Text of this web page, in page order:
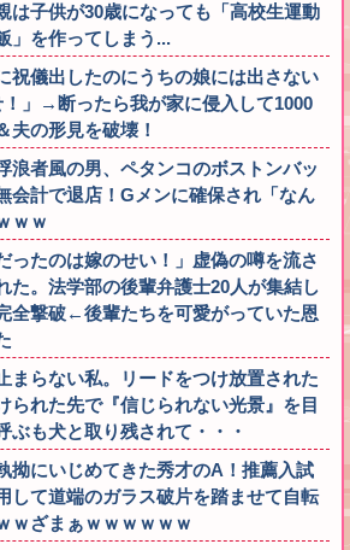
は子供が30歳になっても「高校生運動
」を作ってしまう...
祝儀出したのにうちの娘には出さない
」→断ったら我が家に侵入して1000
夫の形見を破壊！
浪者風の男、ペタンコのボストンバッ
会計で退店！Gメンに確保され「なん
ｗｗ
ったのは嫁のせい！」虚偽の噂を流さ
た。法学部の後輩弁護士20人が集結し
全撃破←後輩たちを可愛がっていた恩
まらない私。リードをつけ放置された
られた先で『信じられない光景』を目
も犬と取り残されて・・・
拗にいじめてきた秀才のA！推薦入試
して道端のガラス破片を踏ませて自転
ｗざまぁｗｗｗｗｗｗ